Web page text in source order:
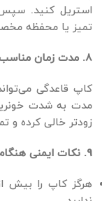
استریل کنید.
تمیز یا محفظه
8. مدت زمان مناسب استفاده
مدت به شدت
زودتر خالی کرده و
9. نکات ایمنی هنگام استفاده
هرگز کاپ را بیش